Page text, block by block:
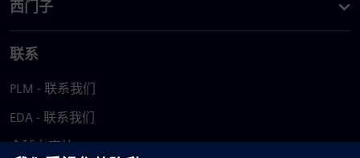
西门子
联系
PLM - 联系我们
EDA - 联系我们
全球办事处